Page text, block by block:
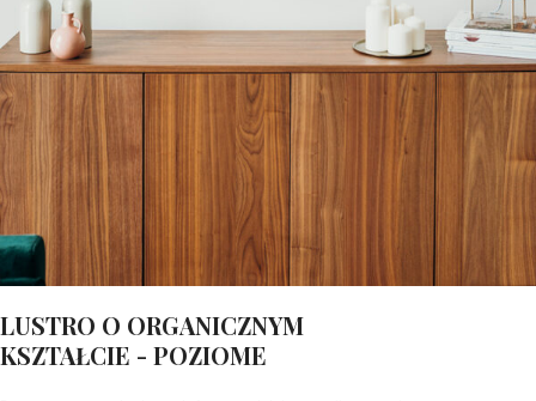
LUSTRO O ORGANICZNYM
KSZTAŁCIE - POZIOME